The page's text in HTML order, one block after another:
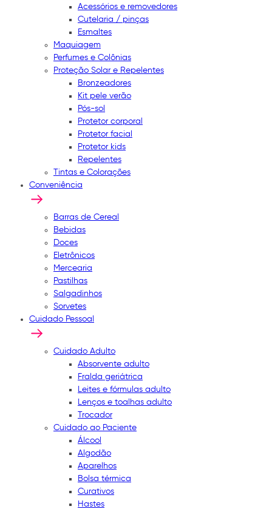
Acessórios e removedores
Cutelaria / pinças
Esmaltes
Maquiagem
Perfumes e Colônias
Proteção Solar e Repelentes
Bronzeadores
Kit pele verão
Pós-sol
Protetor corporal
Protetor facial
Protetor kids
Repelentes
Tintas e Colorações
Conveniência
Barras de Cereal
Bebidas
Doces
Eletrônicos
Mercearia
Pastilhas
Salgadinhos
Sorvetes
Cuidado Pessoal
Cuidado Adulto
Absorvente adulto
Fralda geriátrica
Leites e fórmulas adulto
Lenços e toalhas adulto
Trocador
Cuidado ao Paciente
Álcool
Algodão
Aparelhos
Bolsa térmica
Curativos
Hastes